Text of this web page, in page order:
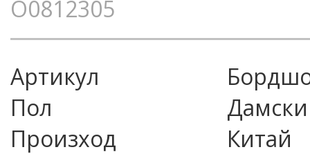
O0812305
Артикул
Пол
Дамски
Произход
Китай